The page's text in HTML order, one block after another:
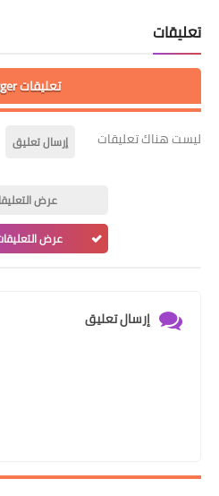
تعليقات
تعليقات Blogger
ليست هناك تعليقات إرسال تعليق
عرض
عرض
إرسال تعليق